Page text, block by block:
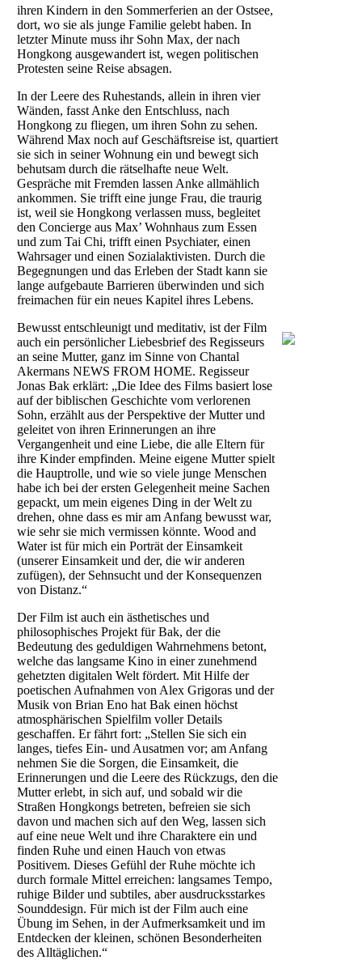
ihren Kindern in den Sommerferien an der Ostsee,
dort, wo sie als junge Familie gelebt haben. In
letzter Minute muss ihr Sohn Max, der nach
Hongkong ausgewandert ist, wegen politischen
Protesten seine Reise absagen.
In der Leere des Ruhestands, allein in ihren vier
Wänden, fasst Anke den Entschluss, nach
Hongkong zu fliegen, um ihren Sohn zu sehen.
Während Max noch auf Geschäftsreise ist, quartiert
sie sich in seiner Wohnung ein und bewegt sich
behutsam durch die rätselhafte neue Welt.
Gespräche mit Fremden lassen Anke allmählich
ankommen. Sie trifft eine junge Frau, die traurig
ist, weil sie Hongkong verlassen muss, begleitet
den Concierge aus Max’ Wohnhaus zum Essen
und zum Tai Chi, trifft einen Psychiater, einen
Wahrsager und einen Sozialaktivisten. Durch die
Begegnungen und das Erleben der Stadt kann sie
lange aufgebaute Barrieren überwinden und sich
freimachen für ein neues Kapitel ihres Lebens.
Bewusst entschleunigt und meditativ, ist der Film
auch ein persönlicher Liebesbrief des Regisseurs
an seine Mutter, ganz im Sinne von Chantal
Akermans NEWS FROM HOME. Regisseur
Jonas Bak erklärt: „Die Idee des Films basiert lose
auf der biblischen Geschichte vom verlorenen
Sohn, erzählt aus der Perspektive der Mutter und
geleitet von ihren Erinnerungen an ihre
Vergangenheit und eine Liebe, die alle Eltern für
ihre Kinder empfinden. Meine eigene Mutter spielt
die Hauptrolle, und wie so viele junge Menschen
habe ich bei der ersten Gelegenheit meine Sachen
gepackt, um mein eigenes Ding in der Welt zu
drehen, ohne dass es mir am Anfang bewusst war,
wie sehr sie mich vermissen könnte. Wood and
Water ist für mich ein Porträt der Einsamkeit
(unserer Einsamkeit und der, die wir anderen
zufügen), der Sehnsucht und der Konsequenzen
von Distanz.“
Der Film ist auch ein ästhetisches und
philosophisches Projekt für Bak, der die
Bedeutung des geduldigen Wahrnehmens betont,
welche das langsame Kino in einer zunehmend
gehetzten digitalen Welt fördert. Mit Hilfe der
poetischen Aufnahmen von Alex Grigoras und der
Musik von Brian Eno hat Bak einen höchst
atmosphärischen Spielfilm voller Details
geschaffen. Er fährt fort: „Stellen Sie sich ein
langes, tiefes Ein- und Ausatmen vor; am Anfang
nehmen Sie die Sorgen, die Einsamkeit, die
Erinnerungen und die Leere des Rückzugs, den die
Mutter erlebt, in sich auf, und sobald wir die
Straßen Hongkongs betreten, befreien sie sich
davon und machen sich auf den Weg, lassen sich
auf eine neue Welt und ihre Charaktere ein und
finden Ruhe und einen Hauch von etwas
Positivem. Dieses Gefühl der Ruhe möchte ich
durch formale Mittel erreichen: langsames Tempo,
ruhige Bilder und subtiles, aber ausdrucksstarkes
Sounddesign. Für mich ist der Film auch eine
Übung im Sehen, in der Aufmerksamkeit und im
Entdecken der kleinen, schönen Besonderheiten
des Alltäglichen.“